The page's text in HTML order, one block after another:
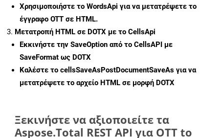
Χρησιμοποιήστε το WordsApi για να μετατρέψετε το
έγγραφο OTT σε HTML.
Μετατροπή HTML σε DOTX με το CellsApi
Εκκινήστε την SaveOption από το CellsAPI με
SaveFormat ως DOTX
Καλέστε το cellsSaveAsPostDocumentSaveAs για να
μετατρέψετε το αρχείο HTML σε μορφή DOTX
Ξεκινήστε να αξιοποιείτε τα
Aspose.Total REST API για OTT to